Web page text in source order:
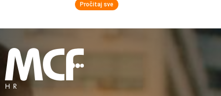
Pročitaj sve